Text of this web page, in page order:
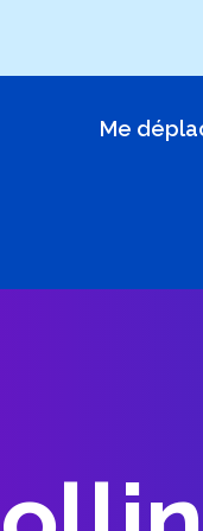
Me